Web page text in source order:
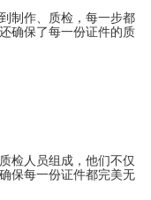
制作、质检，每一步都
确保了每一份证件的质
检人员组成，他们不仅
保每一份证件都完美无